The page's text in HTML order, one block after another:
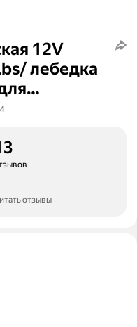
12V
лебедка
отзывы